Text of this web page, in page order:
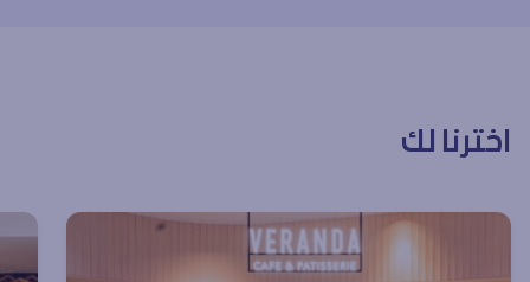
اخترنا لك